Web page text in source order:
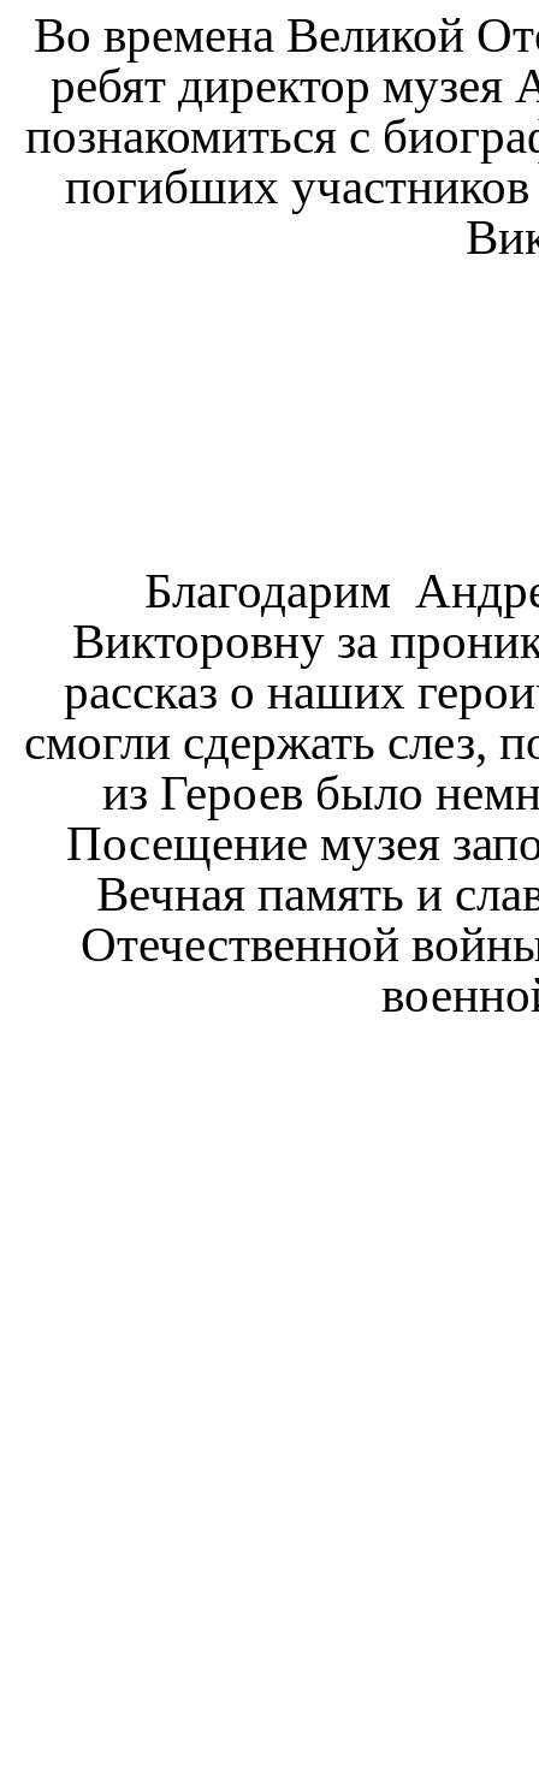
Во времена Великой
ребят директор
познакомиться с
погибших
Благодарим
Викторовну за
рассказ о наших
смогли сдержать слез,
из Героев было
Посещение музея
Вечная память и
Отечественной